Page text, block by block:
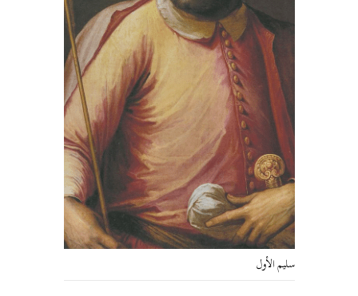
سليم الأول